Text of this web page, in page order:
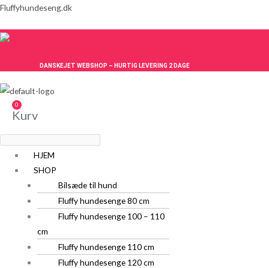
Gå
indholdet
Fluffyhundeseng.dk
DANSKEJET WEBSHOP – HURTIG LEVERING 2 DAGE
0
Kurv
Menu
HJEM
SHOP
Bilsæde til hund
Fluffy hundesenge 80 cm
Fluffy hundesenge 100 – 110
cm
Fluffy hundesenge 110 cm
Fluffy hundesenge 120 cm
Menu